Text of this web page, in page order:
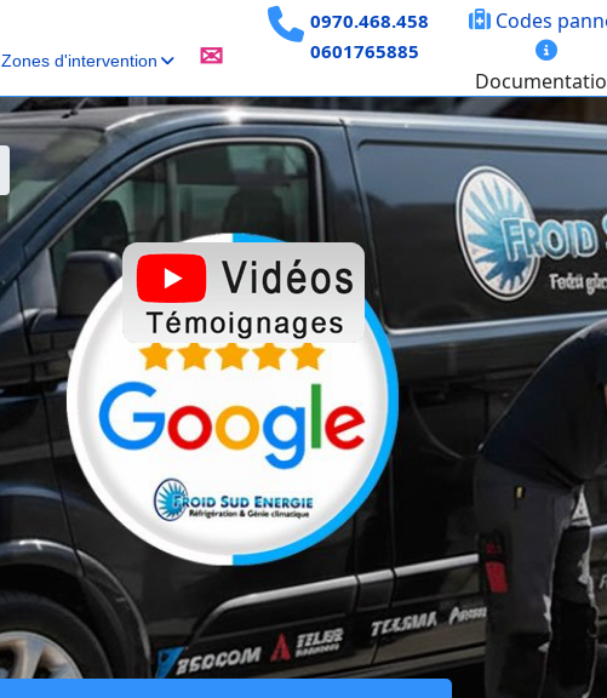
Zones d'intervention ✉
0970.468.458
0601765885
Codes